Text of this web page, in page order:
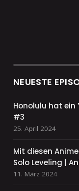
NEUESTE
Honolulu hat ein
#3
25. April 2024
Mit diesen
Solo Leveling |
11. März 2024